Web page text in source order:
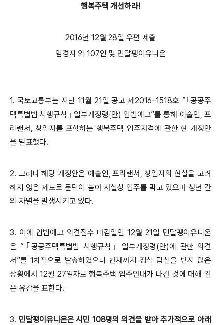
행복주택 개선하라!
2016년 12월 28일 우편 제출
임경지 외 107인 및 민달팽이유니온
1. 국토교통부는 지난 11월 21일 공고 제2016–1518호 “｢공공주
택특별법 시행규칙｣ 일부개정령(안) 입법예고”를 통해 예술인, 프
리랜서, 창업자를 포함하는 행복주택 입주자격에 관한 현 개정안
을 발표했다.
2. 그러나 해당 개정안은 예술인, 프리랜서, 창업자의 현실을 고려
하지 않은 제도로 문턱이 높아 사실상 입주를 막고 있으며 청년 간
의 차별을 발생시키고 있다.
3. 이에 입법예고 의견접수 마감일인 12월 21일 민달팽이유니온
은 “｢공공주택특별법 시행규칙｣ 일부개정령(안)에 관한 의견
서”를 1차적으로 발송하였으나 현재까지 정식 답신을 받지 않은
상황에서 12월 27일자로 행복주택 입주안내가 나간 것에 대해 깊
은 유감을 표한다.
3. 민달팽이유니온은 시민 108명의 의견을 받아 추가적으로 아래